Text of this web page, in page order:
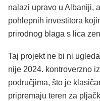
nalazi upravo u Albaniji,
pohlepnih investitora
prirodnog blaga s lica
Taj projekt ne bi ni
nije 2024. kontroverzno
područjima, što je
pripremaju teren za